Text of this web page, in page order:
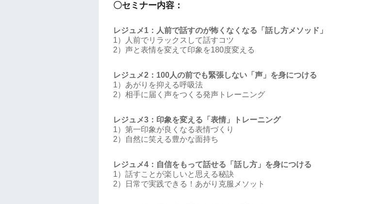
〇セミナー内容：
レジュメ1：人前で話すのが怖くなくなる「話し方メソッド」
1）人前でリラックスして話すコツ
2）声と表情を変えて印象を180度変える
レジュメ2：100人の前でも緊張しない「声」を身につける
1）あがりを抑える呼吸法
2）相手に届く声をつくる発声トレーニング
レジュメ3：印象を変える「表情」トレーニング
1）第一印象が良くなる表情づくり
2）自然に笑える豊かな面持ち
レジュメ4：自信をもって話せる「話し方」を身につける
1）話すことが楽しいと思える秘訣
2）日常で実践できる！あがり克服メソット